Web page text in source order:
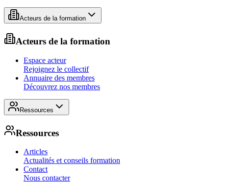
Acteurs de la formation
Acteurs de la formation
Espace acteur
Rejoignez le collectif
Annuaire des membres
Découvrez nos membres
Ressources
Ressources
Articles
Actualités et conseils formation
Contact
Nous contacter